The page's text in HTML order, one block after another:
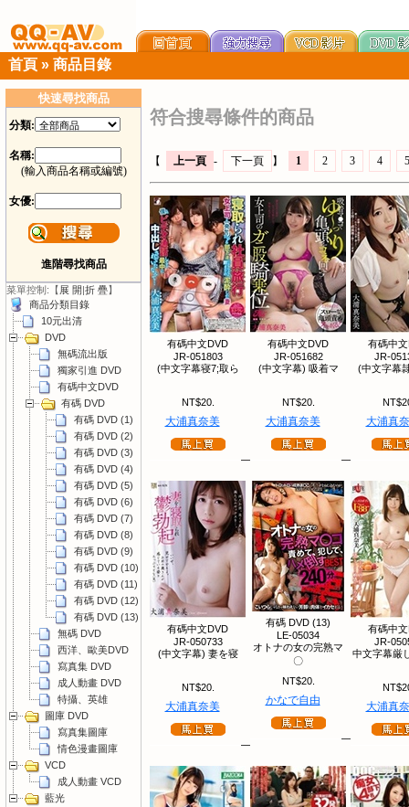
首頁 » 商品目錄
快速尋找商品
分類:
名稱:
(輸入商品名稱或編號)
女優:
進階尋找商品
菜單控制:【展 開|折 疊】
商品分類目錄
10元出清
DVD
無碼流出版
獨家引進 DVD
有碼中文DVD
有碼 DVD
有碼 DVD (1)
有碼 DVD (2)
有碼 DVD (3)
有碼 DVD (4)
有碼 DVD (5)
有碼 DVD (6)
有碼 DVD (7)
有碼 DVD (8)
有碼 DVD (9)
有碼 DVD (10)
有碼 DVD (11)
有碼 DVD (12)
有碼 DVD (13)
無碼 DVD
西洋、歐美DVD
寫真集 DVD
成人動畫 DVD
特攝、英雄
圖庫 DVD
寫真集圖庫
情色漫畫圖庫
VCD
成人動畫 VCD
藍光
符合搜尋條件的商品
【 上一頁 - 下一頁 】 1 2 3 4 5
有碼中文DVD
JR-051803
(中文字幕寝7;取ら
NT$20.
大浦真奈美
有碼中文DVD
JR-051682
(中文字幕) 吸着マ
NT$20.
大浦真奈美
有碼中
JR-
(中文字幕
大浦真
有碼中文DVD
JR-050733
(中文字幕) 妻を寝
NT$20.
大浦真奈美
有碼 DVD (13)
LE-05034
オトナの女の完熟マ
〇
NT$20.
かなで自由
有碼中
JR-
中文字幕厳
大浦真